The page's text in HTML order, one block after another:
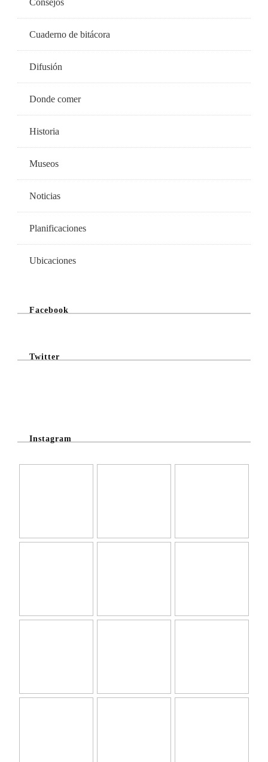
Consejos
Cuaderno de bitácora
Difusión
Donde comer
Historia
Museos
Noticias
Planificaciones
Ubicaciones
Facebook
Twitter
Instagram